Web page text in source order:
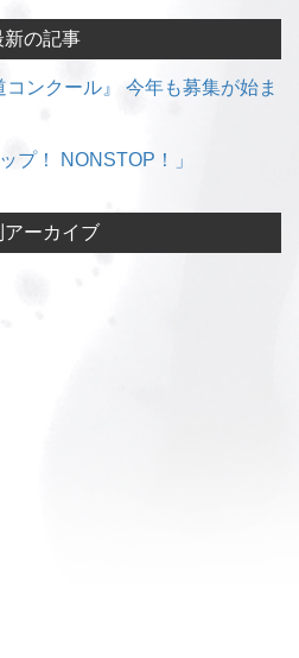
新の記事
コンクール』 今年も募集が始ま
プ！ NONSTOP！」
アーカイブ